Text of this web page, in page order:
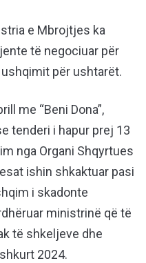
e Mbrojtjes ka
të negociuar për
për ushtarët.
me “Beni Dona”,
tenderi i hapur prej 13
nga Organi Shqyrtues
ishin shkaktuar pasi
i skadonte
ministrinë që të
të shkeljeve dhe
2024.